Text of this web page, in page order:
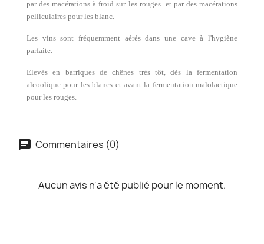
par des macérations à froid sur les rouges et par des macérations
pelliculaires pour les blanc.
Les vins sont fréquemment aérés dans une cave à l'hygiène
parfaite.
Elevés en barriques de chênes très tôt, dès la fermentation
alcoolique pour les blancs et avant la fermentation malolactique
pour les rouges.
Commentaires (0)
Aucun avis n'a été publié pour le moment.